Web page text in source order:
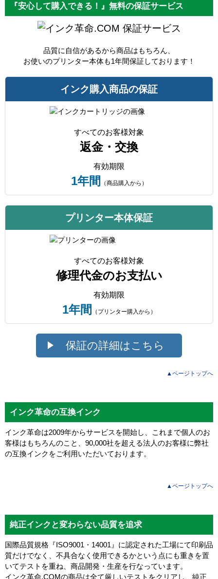
『安心して購入できる！』無料の保証サービス
保証サービス
品質に自信があるから商品はもちろん、
お使いのプリンター本体も1年間保証しております！
インク購入商品の保証
すべてのお客様対象
返金・交換
有効期限
1年間 （商品購入から）
プリンター本体保証
すべてのお客様対象
修理代金のお支払い
有効期限
1年間 （プリンター購入から）
保証の詳細はこちら
▲ページトップへ
インク革命の互換インク
インク革命は2009年からサービスを開始し、これまで個人のお
客様はもちろんのこと、90,000社を超える法人のお客様に弊社
の互換インクをご利用いただいております。
▲ページトップへ
純正インクと変わらない品質を追求
国際品質規格『ISO9001・14001』に認定された工場にて印刷品
質だけでなく、不具合なく使用できるかという点にも重きを置
いてテストを重ね、商品開発・生産を行なっています。
インク革命.COMの商品は全て厳しいテストをクリアし、 純正